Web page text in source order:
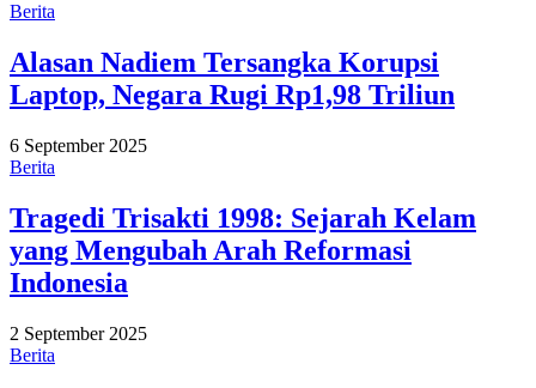
Berita
Alasan Nadiem Tersangka Korupsi
Laptop, Negara Rugi Rp1,98 Triliun
6 September 2025
Berita
Tragedi Trisakti 1998: Sejarah Kelam
yang Mengubah Arah Reformasi
Indonesia
2 September 2025
Berita